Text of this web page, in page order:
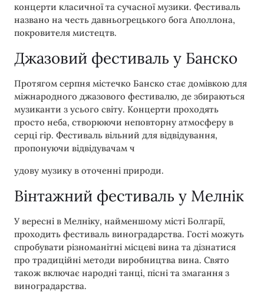
концерти класичної та сучасної музики. Фестиваль
названо на честь давньогрецького бога Аполлона,
покровителя мистецтв.
Джазовий фестиваль у Банско
Протягом серпня містечко Банско стає домівкою для
міжнародного джазового фестивалю, де збираються
музиканти з усього світу. Концерти проходять
просто неба, створюючи неповторну атмосферу в
серці гір. Фестиваль вільний для відвідування,
пропонуючи відвідувачам ч
удову музику в оточенні природи.
Вінтажний фестиваль у Мелнік
У вересні в Мелніку, найменшому місті Болгарії,
проходить фестиваль виноградарства. Гості можуть
спробувати різноманітні місцеві вина та дізнатися
про традиційні методи виробництва вина. Свято
також включає народні танці, пісні та змагання з
виноградарства.